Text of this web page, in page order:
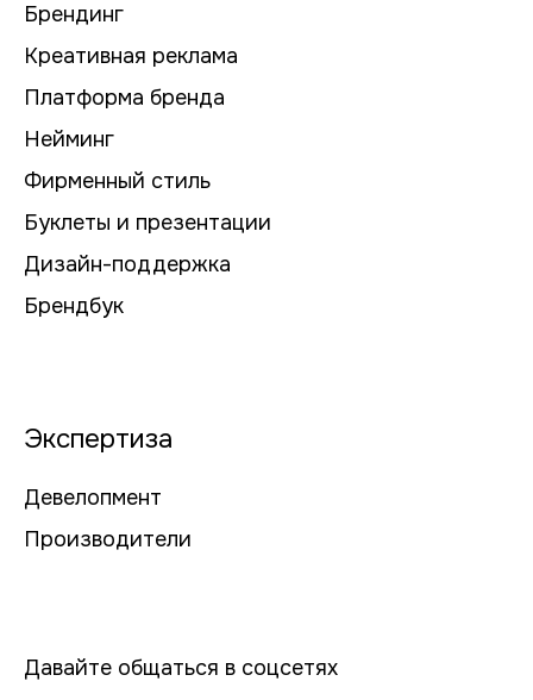
Брендинг
Креативная реклама
Платформа бренда
Нейминг
Фирменный стиль
Буклеты и презентации
Дизайн-поддержка
Брендбук
Экспертиза
Девелопмент
Производители
Давайте общаться в соцсетях